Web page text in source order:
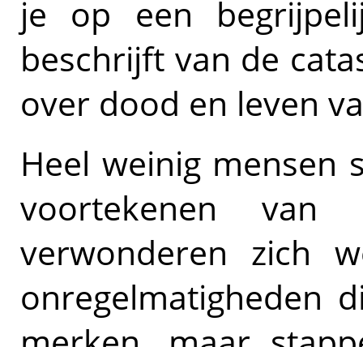
je op een
beschrijft van de
over dood en leven
Heel weinig mensen
voortekenen
verwonderen zich
onregelmatigheden